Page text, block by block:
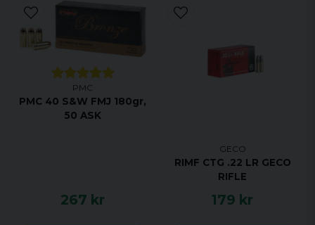
PMC
PMC 40 S&W FMJ 180gr,
50 ASK
267 kr
GECO
RIMF CTG .22 LR GECO
RIFLE
179 kr